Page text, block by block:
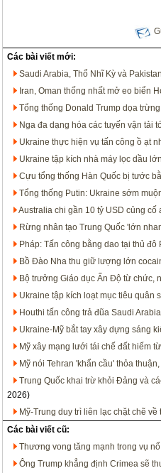
Các bài viết mới:
Saudi Arabia, Thổ Nhĩ Kỳ và
Iran, Oman thống nhất mở eo biển
Tổng thống Donald Trump dọa
Nga đa dạng hóa các tuyến vận tải
Ukraine thực hiện vụ tấn công ồ ạt
Ukraine tập kích nhà máy lọc dầu
Cựu tổng thống Hàn Quốc bị tước
Tổng thống Putin: Ukraine sớm
Australia chi gần 10 tỷ USD củng
Rừng nhân tạo Trung Quốc 'lớn
Pháp: Tấn công bằng dao tại thủ đô
Bồ Đào Nha thu giữ lượng lớn
Bộ trưởng Giáo dục Ấn Độ từ chức,
Ukraine tập kích loạt mục tiêu quân
Houthi tấn công trả đũa Saudi
Ukraine-Mỹ bắt tay xây dựng sáng
Mỹ xây mạng lưới tái chế đất hiếm
Mỹ nói Tehran 'khẩn cầu' thỏa
Trung Quốc khai trừ khỏi Đảng và
2026)
Mỹ-Trung duy trì liên lạc chặt chẽ
Các bài viết cũ:
Thương vong tăng mạnh trong vụ
Ông Trump khẳng định Crimea sẽ